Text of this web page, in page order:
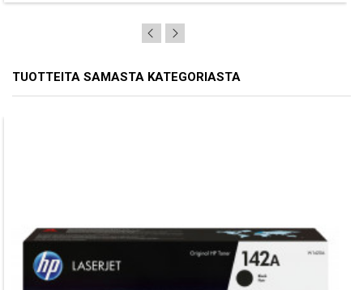
TUOTTEITA SAMASTA KATEGORIASTA